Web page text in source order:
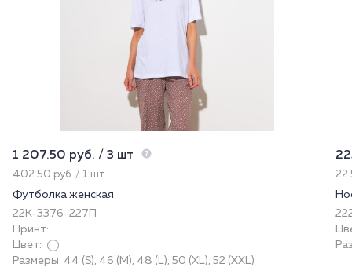
1 207.50 руб. / 3 шт
402.50 руб. / 1 шт
Футболка женская
22К-3376-227П
Принт:
Цвет:
Размеры: 44 (S), 46 (M), 48 (L), 50 (XL), 52 (XXL)